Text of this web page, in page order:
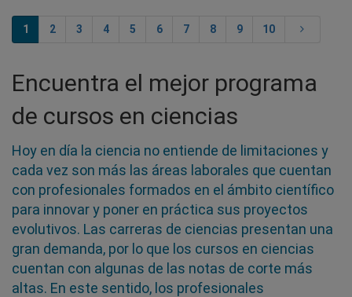
1 2 3 4 5 6 7 8 9 10
Encuentra el mejor programa
de cursos en ciencias
Hoy en día la ciencia no entiende de limitaciones y
cada vez son más las áreas laborales que cuentan
con profesionales formados en el ámbito científico
para innovar y poner en práctica sus proyectos
evolutivos. Las carreras de ciencias presentan una
gran demanda, por lo que los cursos en ciencias
cuentan con algunas de las notas de corte más
altas. En este sentido, los profesionales